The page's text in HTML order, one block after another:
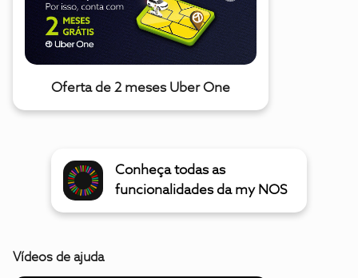
Oferta de 2 meses Uber One
Conheça todas as
funcionalidades da my NOS
Vídeos de ajuda